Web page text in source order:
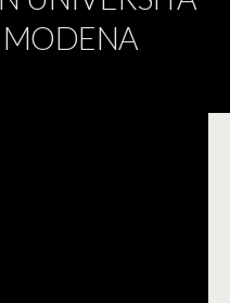
MODENA